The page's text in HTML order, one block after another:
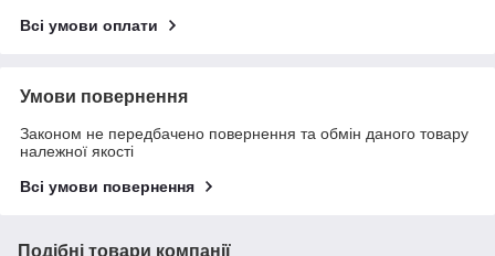
Всі умови оплати
Умови повернення
Законом не передбачено повернення та обмін даного товару
належної якості
Всі умови повернення
Подібні товари компанії